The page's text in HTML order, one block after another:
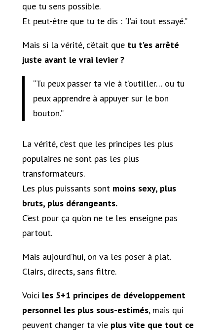
que tu sens possible.
Et peut-être que tu te dis : “J’ai tout essayé.”
Mais si la vérité, c’était que tu t’es arrêté
juste avant le vrai levier ?
“Tu peux passer ta vie à t’outiller… ou tu
peux apprendre à appuyer sur le bon
bouton.”
La vérité, c’est que les principes les plus
populaires ne sont pas les plus
transformateurs.
Les plus puissants sont moins sexy, plus
bruts, plus dérangeants.
C’est pour ça qu’on ne te les enseigne pas
partout.
Mais aujourd’hui, on va les poser à plat.
Clairs, directs, sans filtre.
Voici les 5+1 principes de développement
personnel les plus sous-estimés, mais qui
peuvent changer ta vie plus vite que tout ce